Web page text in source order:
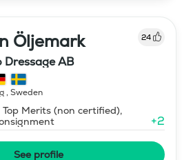
Öljemark 24
Dressage AB
, Sweden
Merits (non certified),
+2
See profile